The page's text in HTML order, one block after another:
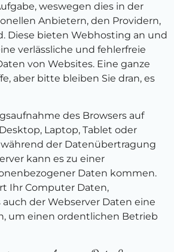
weswegen dies in der
Anbietern, den Providern,
Diese bieten Webhosting an und
verlässliche und fehlerfreie
von Websites. Eine ganze
aber bitte bleiben Sie dran, es
des Browsers auf
Laptop, Tablet oder
der Datenübertragung
kann es zu einer
Daten kommen.
Ihr Computer Daten,
der Webserver Daten eine
um einen ordentlichen Betrieb